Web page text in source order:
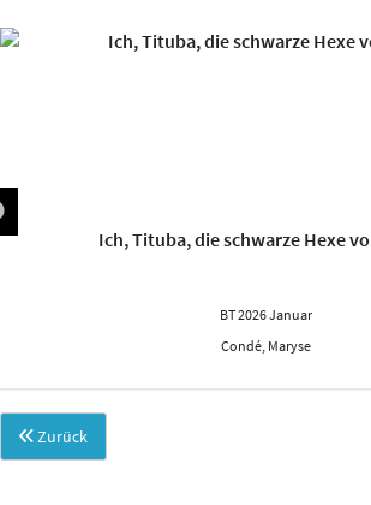
Ich, Tituba, die schwarze Hexe
BT 2026 Januar
Condé, Maryse
Zurück